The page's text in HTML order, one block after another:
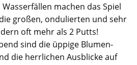
machen das Spiel
großen, ondulierten und sehr
oft mehr als 2 Putts!
sind die üppige Blumen-
die herrlichen Ausblicke auf